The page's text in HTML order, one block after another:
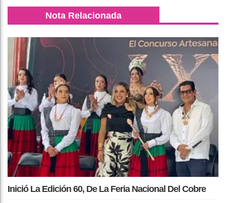
Nota Relacionada
Inició La Edición 60, De La Feria Nacional Del Cobre